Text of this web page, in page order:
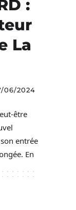
:
La
06/2024
être
entrée
En